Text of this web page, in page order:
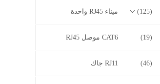
ميناء RJ45 واحدة (125)
CAT6 موصل RJ45 (19)
RJ11 جاك (46)